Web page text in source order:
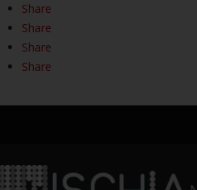
Share
Share
Share
Share